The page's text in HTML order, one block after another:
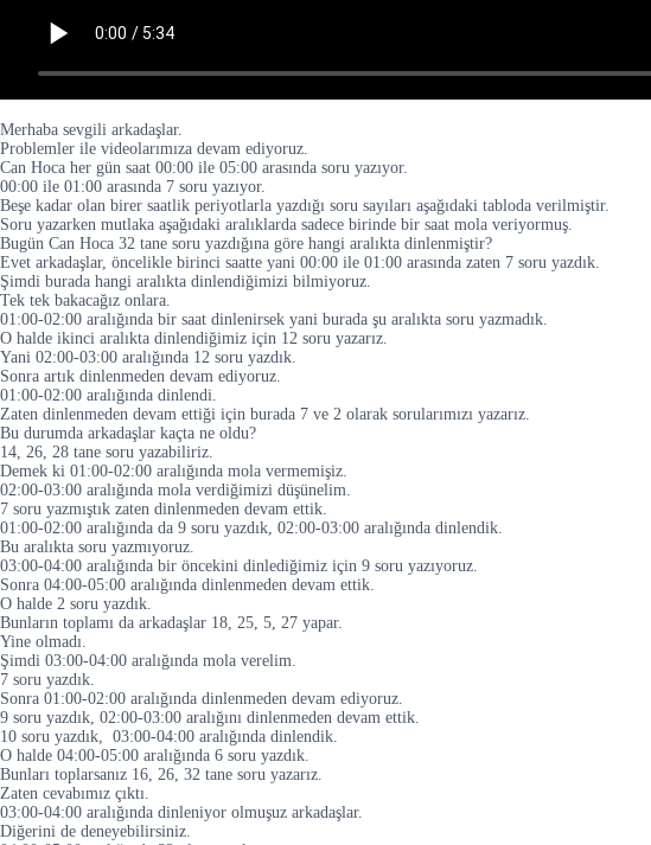
Merhaba sevgili arkadaşlar.
Problemler ile videolarımıza devam ediyoruz.
Can Hoca her gün saat 00:00 ile 05:00 arasında soru yazıyor.
00:00 ile 01:00 arasında 7 soru yazıyor.
Beşe kadar olan birer saatlik periyotlarla yazdığı soru sayıları aşağıdaki tabloda verilmiştir.
Soru yazarken mutlaka aşağıdaki aralıklarda sadece birinde bir saat mola veriyormuş.
Bugün Can Hoca 32 tane soru yazdığına göre hangi aralıkta dinlenmiştir?
Evet arkadaşlar, öncelikle birinci saatte yani 00:00 ile 01:00 arasında zaten 7 soru yazdık.
Şimdi burada hangi aralıkta dinlendiğimizi bilmiyoruz.
Tek tek bakacağız onlara.
01:00-02:00 aralığında bir saat dinlenirsek yani burada şu aralıkta soru yazmadık.
O halde ikinci aralıkta dinlendiğimiz için 12 soru yazarız.
Yani 02:00-03:00 aralığında 12 soru yazdık.
Sonra artık dinlenmeden devam ediyoruz.
01:00-02:00 aralığında dinlendi.
Zaten dinlenmeden devam ettiği için burada 7 ve 2 olarak sorularımızı yazarız.
Bu durumda arkadaşlar kaçta ne oldu?
14, 26, 28 tane soru yazabiliriz.
Demek ki 01:00-02:00 aralığında mola vermemişiz.
02:00-03:00 aralığında mola verdiğimizi düşünelim.
7 soru yazmıştık zaten dinlenmeden devam ettik.
01:00-02:00 aralığında da 9 soru yazdık, 02:00-03:00 aralığında dinlendik.
Bu aralıkta soru yazmıyoruz.
03:00-04:00 aralığında bir öncekini dinlediğimiz için 9 soru yazıyoruz.
Sonra 04:00-05:00 aralığında dinlenmeden devam ettik.
O halde 2 soru yazdık.
Bunların toplamı da arkadaşlar 18, 25, 5, 27 yapar.
Yine olmadı.
Şimdi 03:00-04:00 aralığında mola verelim.
7 soru yazdık.
Sonra 01:00-02:00 aralığında dinlenmeden devam ediyoruz.
9 soru yazdık, 02:00-03:00 aralığını dinlenmeden devam ettik.
10 soru yazdık, 03:00-04:00 aralığında dinlendik.
O halde 04:00-05:00 aralığında 6 soru yazdık.
Bunları toplarsanız 16, 26, 32 tane soru yazarız.
Zaten cevabımız çıktı.
03:00-04:00 aralığında dinleniyor olmuşuz arkadaşlar.
Diğerini de deneyebilirsiniz.